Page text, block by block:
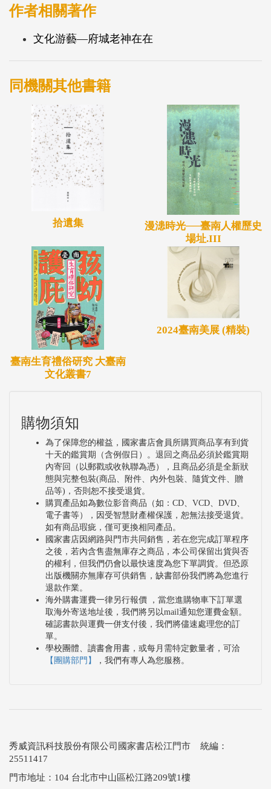
．「欠數走主顧」：反映了府城商人收帳的獨特智
慧。在布行生意中，面對下游廠商因被倒帳而積欠貨
情誼與信用。這種互相為貴人的經營哲學，正是府城
商業能長久維繫的秘訣。
．「一粒爛柑𪐞規籠」：表面上是西市場批發水果
時，外公堅持開箱檢查，淘汰爛果，確保品質（表裡
一致）的生意經。但深層來看，它連結了明鄭時期鄭
經與荷蘭人交涉時，贈送「紅柑拾籠」以表明和平貿
易的歷史典故，暗示了做生意的誠信與細膩考量。
二、空間記憶與城市變遷的印記
．「行到安平橋，那啉閣那搖」：這句話承載了清領
末期至日治初期，從府城西門外到安平渡口的繁華與
喧囂，尤其暗示了當時港區酒肆、茶館等娛樂場所的
特殊風貌。它將地理環境與社會生活緊密結合。
．「污祿莫濟」：這句俗諺的語意，從原本諷刺官員
拿了俸祿卻沒辦好事，轉變為形容人做事亂七八糟、
錢花下去卻沒有做好事情。作者透過神轎藝師王永川
之口說出這句話，以對照海安路地下街工程耗資數十
生活困難到必須跟著鄭和（王三保）下西洋討海賺
錢，以至於「沒錢可借人」。它透過作者母親的口中
重現，成為形容父親對朋友慷慨，卻不顧自家生計的
幽默寫照。
三、世代傳承與生命的動人厚度
．書中不乏對老臺南人溫潤、細膩、嚴謹性格的描
繪。例如作者透過母親回憶日治末期戰火下的生活，
以及戰後學習國語、進入市場工作的經歷。
．在「外媽粿，四界挨」中，記錄了臺南在七夕舉辦
十六歲成年禮的盛況。儀式由外婆家準備紅龜粿等供
品，因準備過多，必須「四界挨」（四處送），幽默
地展現了臺南民間禮俗的隆重與人情之盛。
驗，為這些即將失傳的口語文學留下根基。
感受臺南歷史的溫度與人情味，是所有熱愛臺語、關
作者相關著作
文化游藝—府城老神在在
同機關其他書籍
拾遺集
漫漶時光──臺南人權歷史
場址.III
臺南生育禮俗研究 大臺南
文化叢書7
2024臺南美展 (精裝)
購物須知
為了保障您的權益，國家書店會員所購買商品享有到貨
十天的鑑賞期（含例假日）。退回之商品必須於鑑賞期
內寄回（以郵戳或收執聯為憑），且商品必須是全新狀
態與完整包裝(商品、附件、內外包裝、隨貨文件、贈
品等)，否則恕不接受退貨。
購買產品如為數位影音商品（如：CD、VCD、DVD、
電子書等），因受智慧財產權保護，恕無法接受退貨。
如有商品瑕疵，僅可更換相同產品。
國家書店因網路與門市共同銷售，若在您完成訂單程序
之後，若內含售盡無庫存之商品，本公司保留出貨與否
的權利，但我們仍會以最快速度為您下單調貨。但恐原
出版機關亦無庫存可供銷售，缺書部份我們將為您進行
退款作業。
海外購書運費一律另行報價 ，當您進購物車下訂單選
取海外寄送地址後，我們將另以mail通知您運費金額。
確認書款與運費一併支付後，我們將儘速處理您的訂
單。
學校團體、讀書會用書，或每月需特定數量者，可洽
【團購部門】
，我們有專人為您服務。
秀威資訊科技股份有限公司國家書店松江門市 統編：
25511417
門市地址：104 台北市中山區松江路209號1樓